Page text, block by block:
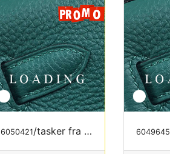
6050421/tasker fra LOEWE 6049645